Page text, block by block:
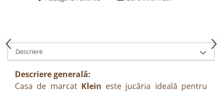
Descriere
Descriere generală:
Casa de marcat Klein este jucăria ideală pentru